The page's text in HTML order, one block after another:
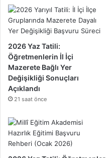
2026 Yaz Tatili:
Öğretmenlerin İl İçi
Mazerete Bağlı Yer
Değişikliği Sonuçları
Açıklandı
21 saat önce